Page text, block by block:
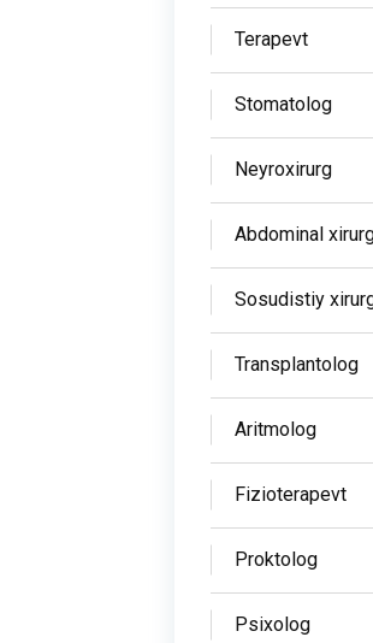
Terapevt
Stomatolog
Neyroxirurg
Abdominal
Sosudistiy
Transplantolog
Aritmolog
Fizioterapevt
Proktolog
Psixolog